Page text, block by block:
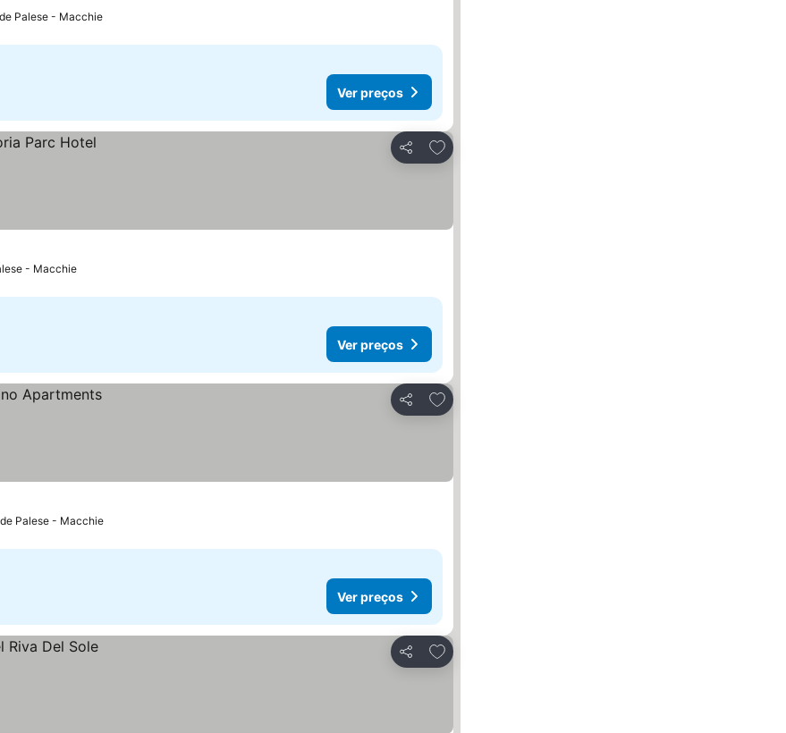
Palese - Macchie
Ver preços
Partilhar
Adicionar aos favoritos
- Macchie
Ver preços
Partilhar
Adicionar aos favoritos
de Palese - Macchie
Ver preços
Partilhar
Adicionar aos favoritos